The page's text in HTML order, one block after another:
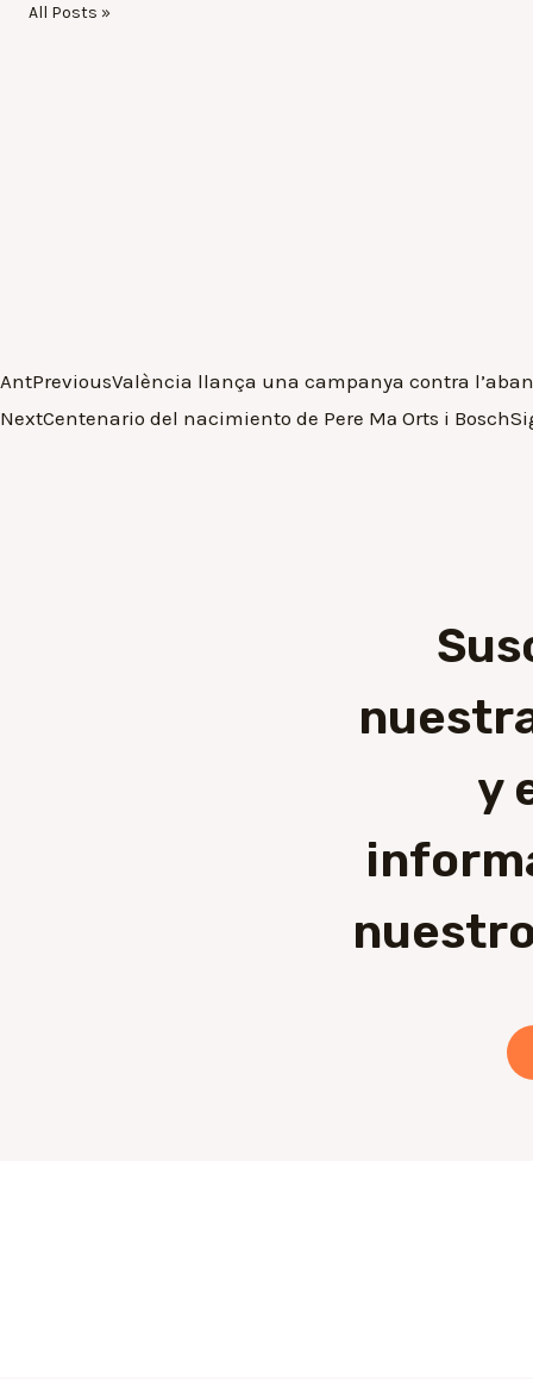
All Posts »
AntPreviousValència llança una campanya contra
NextCentenario del nacimiento de Pere Mª Orts i Bosch
y